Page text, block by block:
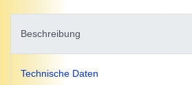
Beschreibung
Technische Daten